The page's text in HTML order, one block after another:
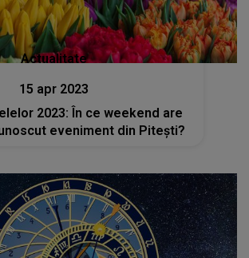
Actualitate
15 apr 2023
2023: În ce weekend are
eveniment din Pitești?